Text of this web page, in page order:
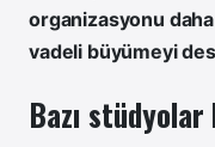
organizasyonu
vadeli büyümeyi
Bazı stüdyolar